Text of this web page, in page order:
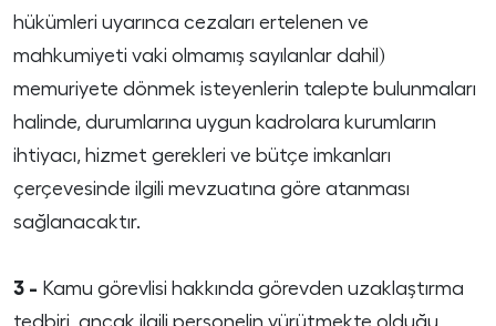
hükümleri uyarınca cezaları ertelenen ve
mahkumiyeti vaki olmamış sayılanlar dahil)
memuriyete dönmek isteyenlerin talepte bulunmaları
halinde, durumlarına uygun kadrolara kurumların
ihtiyacı, hizmet gerekleri ve bütçe imkanları
çerçevesinde ilgili mevzuatına göre atanması
sağlanacaktır.
3 - Kamu görevlisi hakkında görevden uzaklaştırma
tedbiri, ancak ilgili personelin yürütmekte olduğu